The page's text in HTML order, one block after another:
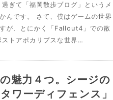
ぎて「福岡散歩ブログ」というメ
んです。 さて、僕はゲームの世界
が、とにかく「Fallout4」での散
トアポカリプスな世界…
魅力４つ。シージの
ワーディフェンス」